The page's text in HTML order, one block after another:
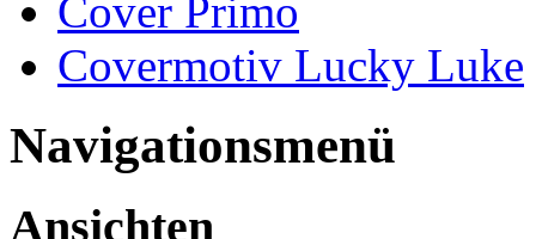
Cover Primo
Covermotiv Lucky Luke
Navigationsmenü
Ansichten